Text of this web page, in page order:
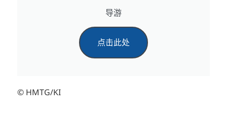
导游
点击此处
© HMTG/KI